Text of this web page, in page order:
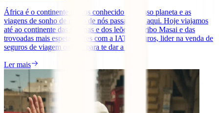
África é o continente menos conhecido do nosso planeta e as
viagens de sonho de muito de nós passam por aqui. Hoje viajamos
até ao continente das savanas e dos leões, da tribo Masai e das
trovoadas mais espetaculares com a IATI Seguros, lider na venda de
seguros de viagem online, para te dar a [...]
Ler mais